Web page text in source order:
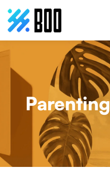
Parenting